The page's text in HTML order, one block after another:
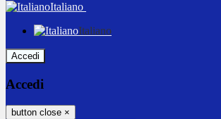
Italiano
Italiano
Accedi
Accedi
button close ×